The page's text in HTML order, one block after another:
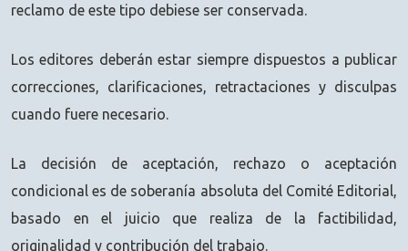
reclamo de este tipo debiese ser conservada.
Los editores deberán estar siempre dispuestos a publicar
correcciones, clarificaciones, retractaciones y disculpas
cuando fuere necesario.
La decisión de aceptación, rechazo o aceptación
condicional es de soberanía absoluta del Comité Editorial,
basado en el juicio que realiza de la factibilidad,
originalidad y contribución del trabajo.